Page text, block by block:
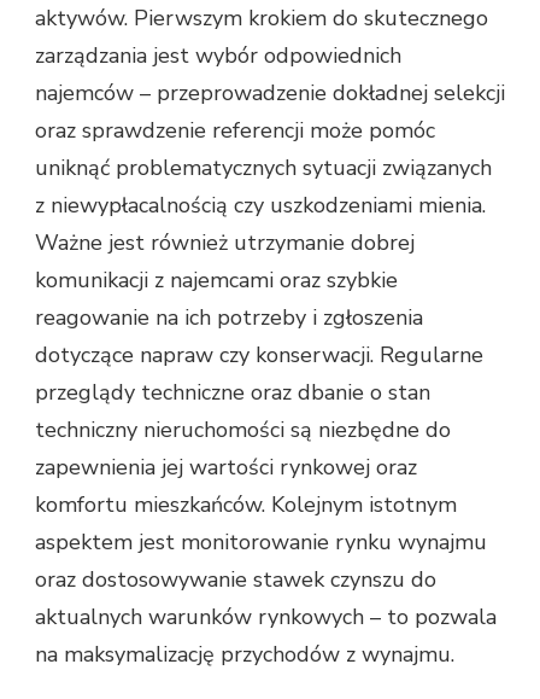
aktywów. Pierwszym krokiem do skutecznego
zarządzania jest wybór odpowiednich
najemców – przeprowadzenie dokładnej selekcji
oraz sprawdzenie referencji może pomóc
uniknąć problematycznych sytuacji związanych
z niewypłacalnością czy uszkodzeniami mienia.
Ważne jest również utrzymanie dobrej
komunikacji z najemcami oraz szybkie
reagowanie na ich potrzeby i zgłoszenia
dotyczące napraw czy konserwacji. Regularne
przeglądy techniczne oraz dbanie o stan
techniczny nieruchomości są niezbędne do
zapewnienia jej wartości rynkowej oraz
komfortu mieszkańców. Kolejnym istotnym
aspektem jest monitorowanie rynku wynajmu
oraz dostosowywanie stawek czynszu do
aktualnych warunków rynkowych – to pozwala
na maksymalizację przychodów z wynajmu.